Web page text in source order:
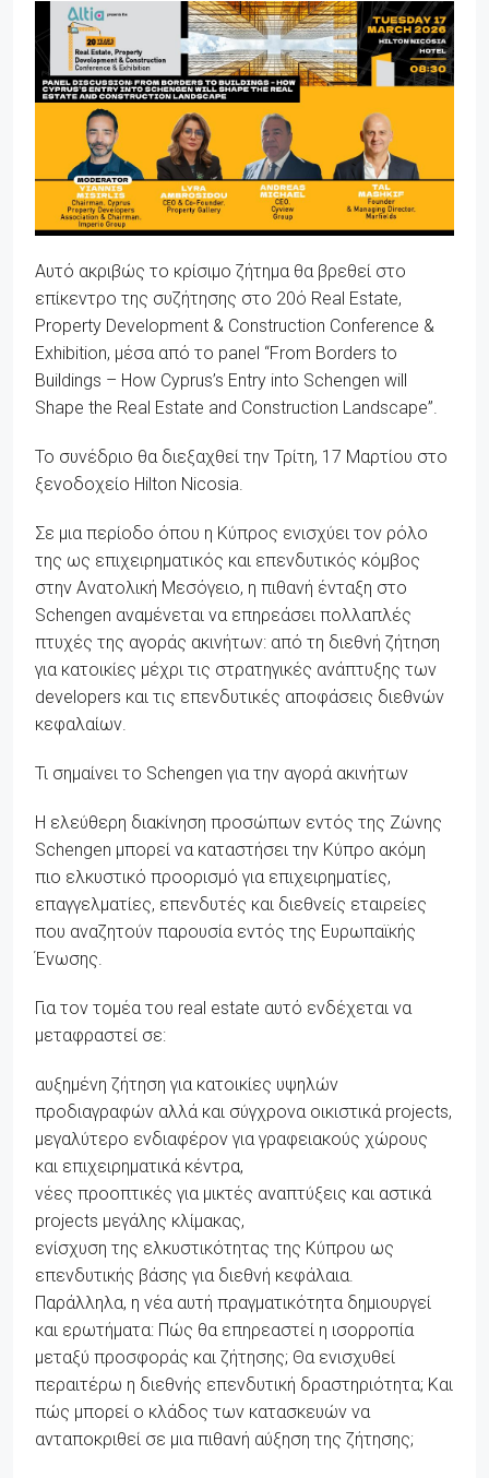
Αυτό ακριβώς το κρίσιμο ζήτημα θα βρεθεί στο
επίκεντρο της συζήτησης στο 20ό Real Estate,
Property Development & Construction Conference &
Exhibition, μέσα από το panel “From Borders to
Buildings – How Cyprus’s Entry into Schengen will
Shape the Real Estate and Construction Landscape”.
To συνέδριο θα διεξαχθεί την Τρίτη, 17 Μαρτίου στο
ξενοδοχείο Hilton Nicosia.
Σε μια περίοδο όπου η Κύπρος ενισχύει τον ρόλο
της ως επιχειρηματικός και επενδυτικός κόμβος
στην Ανατολική Μεσόγειο, η πιθανή ένταξη στο
Schengen αναμένεται να επηρεάσει πολλαπλές
πτυχές της αγοράς ακινήτων: από τη διεθνή ζήτηση
για κατοικίες μέχρι τις στρατηγικές ανάπτυξης των
developers και τις επενδυτικές αποφάσεις διεθνών
κεφαλαίων.
Τι σημαίνει το Schengen για την αγορά ακινήτων
Η ελεύθερη διακίνηση προσώπων εντός της Ζώνης
Schengen μπορεί να καταστήσει την Κύπρο ακόμη
πιο ελκυστικό προορισμό για επιχειρηματίες,
επαγγελματίες, επενδυτές και διεθνείς εταιρείες
που αναζητούν παρουσία εντός της Ευρωπαϊκής
Ένωσης.
Για τον τομέα του real estate αυτό ενδέχεται να
μεταφραστεί σε:
αυξημένη ζήτηση για κατοικίες υψηλών
προδιαγραφών αλλά και σύγχρονα οικιστικά projects,
μεγαλύτερο ενδιαφέρον για γραφειακούς χώρους
και επιχειρηματικά κέντρα,
νέες προοπτικές για μικτές αναπτύξεις και αστικά
projects μεγάλης κλίμακας,
ενίσχυση της ελκυστικότητας της Κύπρου ως
επενδυτικής βάσης για διεθνή κεφάλαια.
Παράλληλα, η νέα αυτή πραγματικότητα δημιουργεί
και ερωτήματα: Πώς θα επηρεαστεί η ισορροπία
μεταξύ προσφοράς και ζήτησης; Θα ενισχυθεί
περαιτέρω η διεθνής επενδυτική δραστηριότητα; Και
πώς μπορεί ο κλάδος των κατασκευών να
ανταποκριθεί σε μια πιθανή αύξηση της ζήτησης;